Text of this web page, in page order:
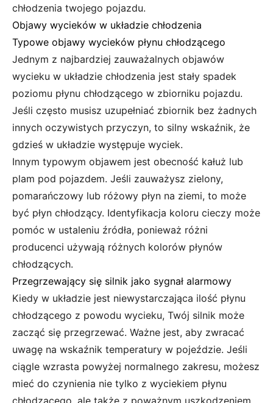
chłodzenia twojego pojazdu.
Objawy wycieków w układzie chłodzenia
Typowe objawy wycieków płynu chłodzącego
Jednym z najbardziej zauważalnych objawów
wycieku w układzie chłodzenia jest stały spadek
poziomu płynu chłodzącego w zbiorniku pojazdu.
Jeśli często musisz uzupełniać zbiornik bez żadnych
innych oczywistych przyczyn, to silny wskaźnik, że
gdzieś w układzie występuje wyciek.
Innym typowym objawem jest obecność kałuż lub
plam pod pojazdem. Jeśli zauważysz zielony,
pomarańczowy lub różowy płyn na ziemi, to może
być płyn chłodzący. Identyfikacja koloru cieczy może
pomóc w ustaleniu źródła, ponieważ różni
producenci używają różnych kolorów płynów
chłodzących.
Przegrzewający się silnik jako sygnał alarmowy
Kiedy w układzie jest niewystarczająca ilość płynu
chłodzącego z powodu wycieku, Twój silnik może
zacząć się przegrzewać. Ważne jest, aby zwracać
uwagę na wskaźnik temperatury w pojeździe. Jeśli
ciągle wzrasta powyżej normalnego zakresu, możesz
mieć do czynienia nie tylko z wyciekiem płynu
chłodzącego, ale także z poważnym uszkodzeniem